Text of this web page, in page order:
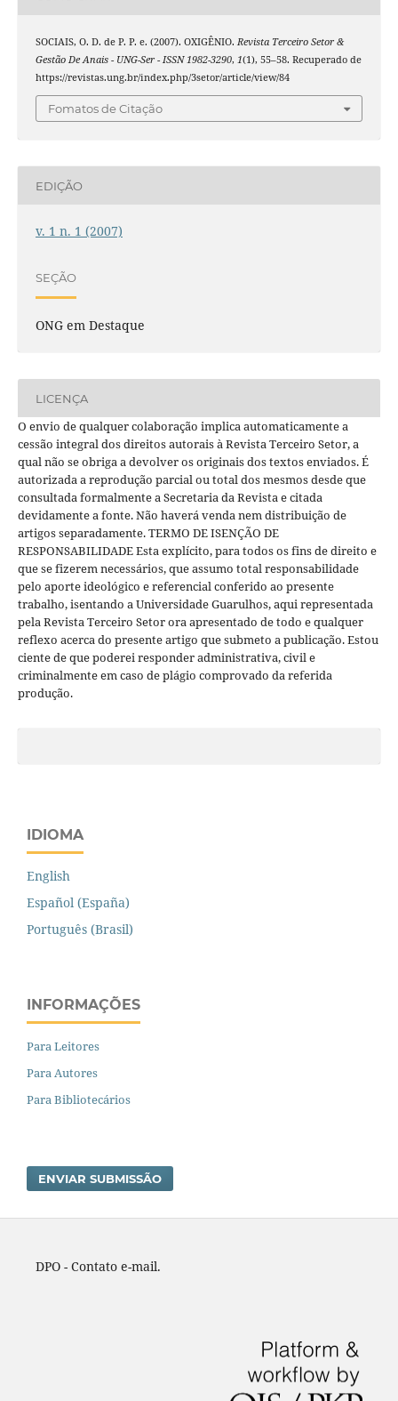
SOCIAIS, O. D. de P. P. e. (2007). OXIGÊNIO. Revista Terceiro Setor &
Gestão De Anais - UNG-Ser - ISSN 1982-3290, 1(1), 55–58. Recuperado de
https://revistas.ung.br/index.php/3setor/article/view/84
Fomatos de Citação
EDIÇÃO
v. 1 n. 1 (2007)
SEÇÃO
ONG em Destaque
LICENÇA
O envio de qualquer colaboração implica automaticamente a
cessão integral dos direitos autorais à Revista Terceiro Setor, a
qual não se obriga a devolver os originais dos textos enviados. É
autorizada a reprodução parcial ou total dos mesmos desde que
consultada formalmente a Secretaria da Revista e citada
devidamente a fonte. Não haverá venda nem distribuição de
artigos separadamente. TERMO DE ISENÇÃO DE
RESPONSABILIDADE Esta explícito, para todos os fins de direito e
que se fizerem necessários, que assumo total responsabilidade
pelo aporte ideológico e referencial conferido ao presente
trabalho, isentando a Universidade Guarulhos, aqui representada
pela Revista Terceiro Setor ora apresentado de todo e qualquer
reflexo acerca do presente artigo que submeto a publicação. Estou
ciente de que poderei responder administrativa, civil e
criminalmente em caso de plágio comprovado da referida
produção.
IDIOMA
English
Español (España)
Português (Brasil)
INFORMAÇÕES
Para Leitores
Para Autores
Para Bibliotecários
ENVIAR SUBMISSÃO
DPO - Contato e-mail.